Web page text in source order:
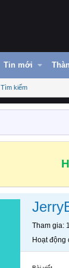
Tin mới
Tìm kiếm
Tham gia
Hoạt động